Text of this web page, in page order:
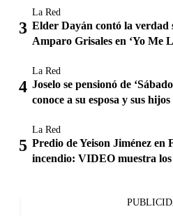
La Red
Elder Dayán contó la verdad
Amparo Grisales en ‘Yo Me
La Red
Joselo se pensionó de
conoce a su esposa y sus hijos
La Red
Predio de Yeison Jiménez en
incendio: VIDEO muestra los